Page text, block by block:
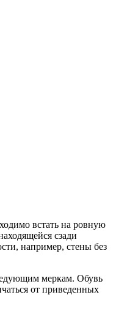
встать на ровную
сзади
например, стены без
меркам. Обувь
от приведенных